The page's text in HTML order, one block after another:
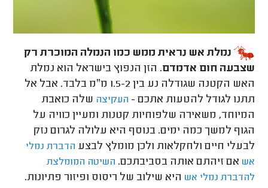
נמלת אש נראית ממש כמו הנמלה המוכרת רק
שצבעה חום אדמדם. הזן הנפוץ בישראל הוא נמלת
האש הקטנה שגודלה נע בין 1.5-2 מ״מ בלבד. אבל אל
תתנו לגודל להטעות אתכם - העקיצה שלה כואבת
המיוחד, משאירה שלפוחיות קטנות ומעיין כוויה על
הגוף למשך כמה ימים. בנוסף היא עלולה לגרום נזק
לבעלי חיים ולחקלאות ולכן מומלץ לבצע הדברת נמלי
אש אם זיהתם אותה בסביבתכם. השיטה המומלצת
להדברת נמלי אש היא שילוב של ריסוס ופיזור פתיונות.